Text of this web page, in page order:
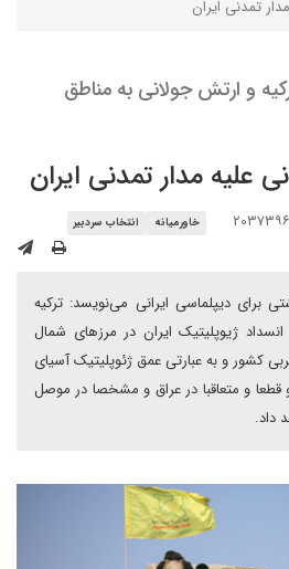
تمدنی ایران
و ارتش جولانی به مناطق
علیه مدار تمدنی ایران
خاورمیانه انتخاب سردبیر
برای دیپلماسی ایرانی می‌نویسد: ترکیه
ژیوپلیتیک ایران در مرزهای شمال
کشور و به عبارتی عمق ژئوپلیتیک آسیای
و قطعا و متعاقبا در عراق و مشخصا در موصل
داد.